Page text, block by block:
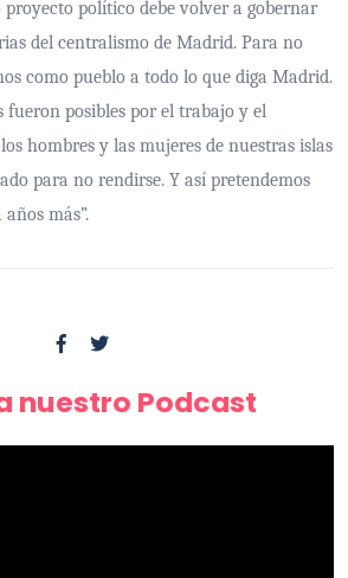
político debe volver a gobernar
del centralismo de Madrid. Para no
como pueblo a todo lo que diga Madrid.
fueron posibles por el trabajo y el
hombres y las mujeres de nuestras islas
para no rendirse. Y así pretendemos
más”.
nuestro Podcast